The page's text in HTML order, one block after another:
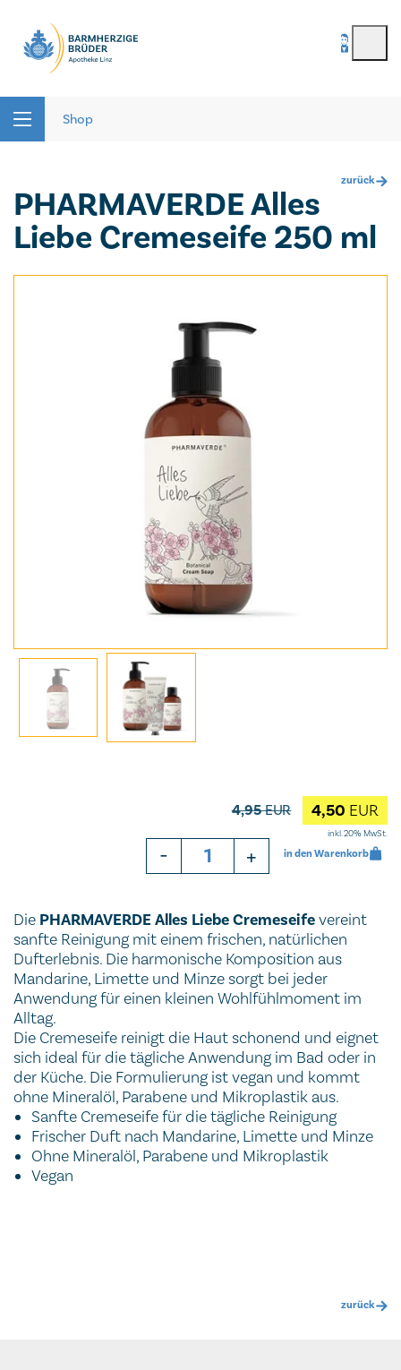
Passwort vergessen
registrieren
Shop
zurück
PHARMAVERDE Alles
Liebe Cremeseife 250 ml
4,95EUR 4,50 EUR
inkl. 20% MwSt.
- + in den Warenkorb
Die PHARMAVERDE Alles Liebe Cremeseifevereint
sanfte Reinigung mit einem frischen, natürlichen
Dufterlebnis. Die harmonische Komposition aus
Mandarine, Limette und Minze sorgt bei jeder
Anwendung für einen kleinen Wohlfühlmoment im
Alltag.
Die Cremeseife reinigt die Haut schonend und eignet
sich ideal für die tägliche Anwendung im Bad oder in
der Küche. Die Formulierung ist vegan und kommt
ohne Mineralöl, Parabene und Mikroplastik aus.
Sanfte Cremeseife für die tägliche Reinigung
Frischer Duft nach Mandarine, Limette und Minze
Ohne Mineralöl, Parabene und Mikroplastik
Vegan
zurück